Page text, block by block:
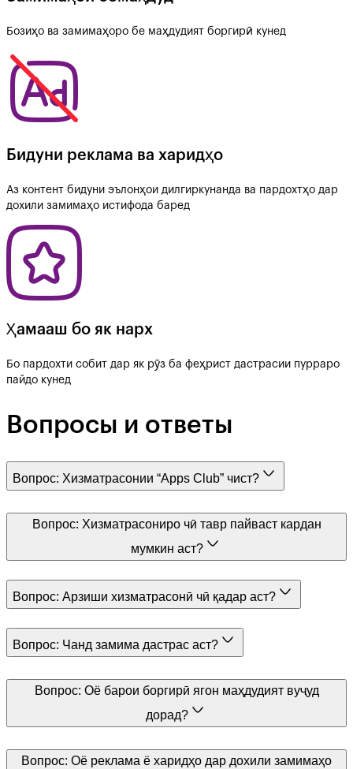
Бозиҳо ва замимаҳоро бе маҳдудият боргирӣ кунед
Бидуни реклама ва харидҳо
Аз контент бидуни эълонҳои дилгиркунанда ва пардохтҳо дар
дохили замимаҳо истифода баред
Ҳамааш бо як нарх
Бо пардохти собит дар як рӯз ба феҳрист дастрасии пурраро
пайдо кунед
Вопросы и ответы
Вопрос: Хизматрасонии “Apps Club” чист?
Вопрос: Хизматрасониро чӣ тавр пайваст кардан
мумкин аст?
Вопрос: Арзиши хизматрасонӣ чӣ қадар аст?
Вопрос: Чанд замима дастрас аст?
Вопрос: Оё барои боргирӣ ягон маҳдудият вуҷуд
дорад?
Вопрос: Оё реклама ё харидҳо дар дохили замимаҳо